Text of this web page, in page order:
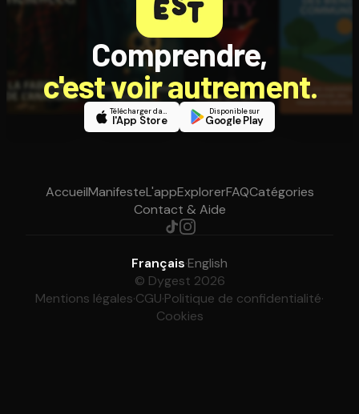
Comprendre,
c'est voir autrement.
Télécharger dans
l'App Store
Disponible sur
Google Play
AccueilManifesteL'appExplorerFAQCatégories
Contact & Aide
Français·English
© Dygest 2026
Mentions légales·CGU·Politique de confidentialité·
Cookies